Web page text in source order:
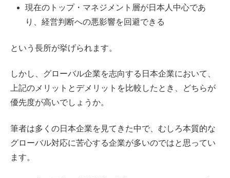
現在のトップ・マネジメント層が日本人中心であ
り、経営判断への悪影響を回避できる
という長所が挙げられます。
しかし、グローバル企業を志向する日本企業において、
上記のメリットとデメリットを比較したとき、どちらが
優先度が高いでしょうか。
筆者は多くの日本企業を見てきた中で、むしろ本質的な
グローバル対応に苦心する企業が多いのではと思ってい
ます。